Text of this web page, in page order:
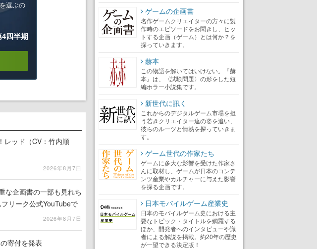
選ぶの
四半期
レッド（CV：竹内順
2026年8月7日
な企画書の一部も見れち
リーク公式YouTubeで
2026年8月7日
寄付を発表
ゲームの企画書
名作ゲームクリエイターの方々に製
作時のエピソードをお聞きし、ヒッ
トする企画（ゲーム）とは何か？を
探っていきます。
赫本
この物語を解いてはいけない。『赫
本』は、〈試験問題〉の形をした短
編ホラー小説集です。
新世代に訊く
これからのデジタルゲーム市場を担
う若きクリエイター達の姿を追い、
彼らのルーツと情熱を探っていきま
す。
ゲーム世代の作家たち
ゲームに多大な影響を受けた作家さ
んに取材し、ゲームが日本のコンテ
ンツ産業やカルチャーに与えた影響
を探る企画です。
日本モバイルゲーム産業史
日本のモバイルゲーム史における主
要なトピック・タイトルを網羅する
ほか、開発者へのインタビューや識
者による解説を掲載。約20年の歴史
が一望できる決定版！